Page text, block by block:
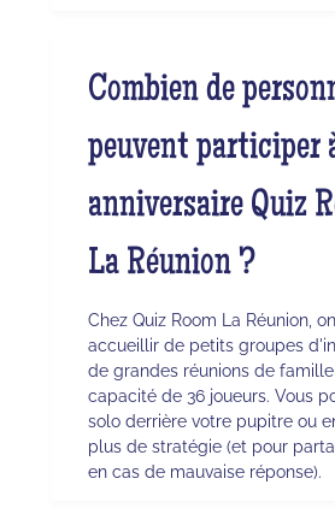
Combien de
peuvent participer
anniversaire Quiz
La Réunion ?
Chez Quiz Room La Réunion,
accueillir de petits groupes
de grandes réunions de
capacité de 36 joueurs. Vous
solo derrière votre pupitre ou
plus de stratégie (et pour
en cas de mauvaise réponse).